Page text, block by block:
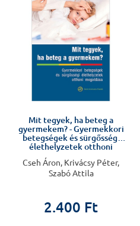
Mit tegyek, ha beteg a
gyermekem? - Gyermekkori
betegségek és sürgősségi
élethelyzetek otthoni
Cseh Áron, Krivácsy Péter,
Szabó Attila
2.400 Ft